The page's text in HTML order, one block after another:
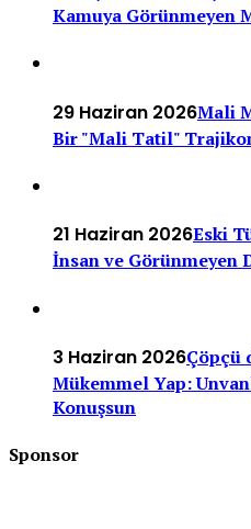
Kamuya Görünmeyen
29 Haziran 2026Mali
Bir "Mali Tatil"
21 Haziran 2026Eski
İnsan ve Görünmeyen
3 Haziran 2026Çöpçü
Mükemmel Yap:
Konuşsun
Sponsor